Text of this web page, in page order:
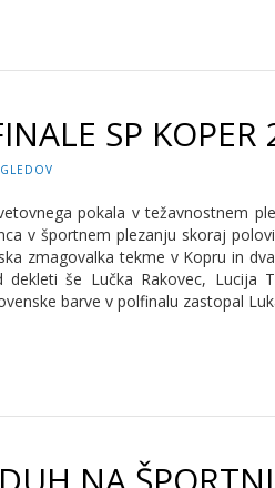
SP KOPER
pokala v težavnostnem
v športnem plezanju skoraj
zmagovalka tekme v Kopru in
dekleti še Lučka Rakovec, Lucija
barve v polfinalu zastopal